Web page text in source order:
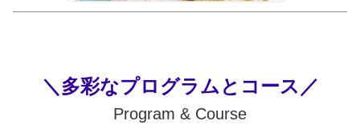
＼多彩なプログラムとコース／
Program & Course